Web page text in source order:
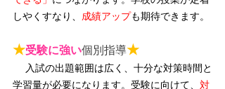
しやくすなり、 成績アップも期待できます。
★受験に強い個別指導★
入試の出題範囲は広く、十分な対策時間と
学習量が必要になります。受験に向けて、 対